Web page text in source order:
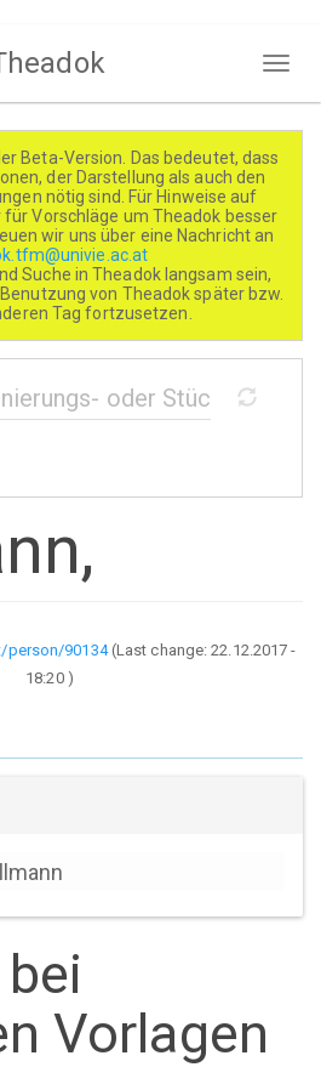
Beta-Version. Das bedeutet, dass
der Darstellung als auch den
nötig sind. Für Hinweise auf
Vorschläge um Theadok besser
wir uns über eine Nachricht an
Suche in Theadok langsam sein,
von Theadok später bzw.
Tag fortzusetzen.
person/90134(Last change:22.12.2017 -
18:20)
Vorlagen